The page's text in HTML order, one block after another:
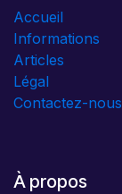
Accueil
Informations
Articles
Légal
Contactez-nous
À propos